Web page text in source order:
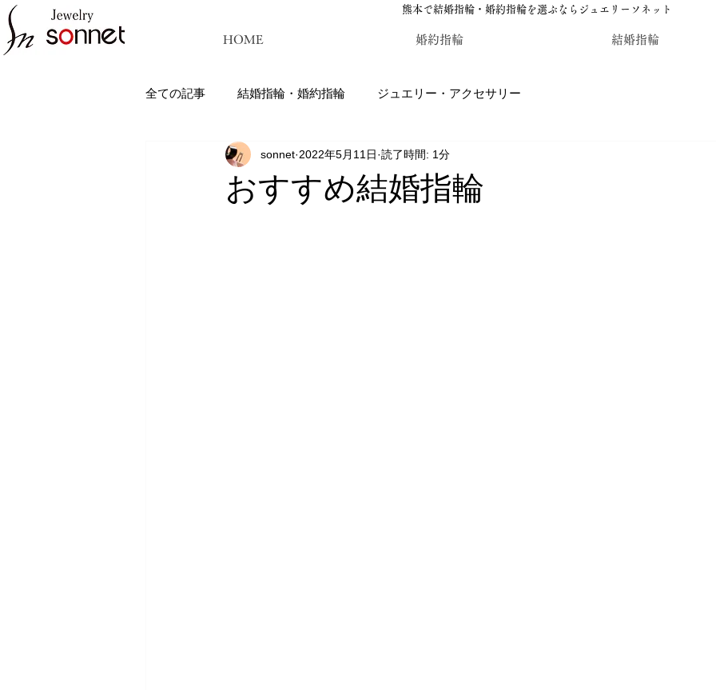
熊本で結婚指輪・婚約指輪を選ぶならジュエリーソネット
HOME 婚約指輪 結婚指輪
全ての記事 結婚指輪・婚約指輪 ジュエリー・アクセサリー
ジュエリーソネット熊本：結婚指輪・婚約指輪のジュエリーソネット熊本 カラーストーン・
おすすめ結婚指輪
sonnet 2022年5月11日 読了時間: 1分